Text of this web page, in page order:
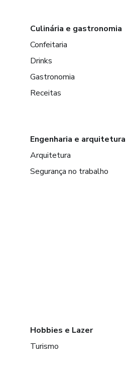
Culinária e gastronomia
Confeitaria
Drinks
Gastronomia
Receitas
Engenharia e arquitetura
Arquitetura
Segurança no trabalho
Hobbies e Lazer
Turismo